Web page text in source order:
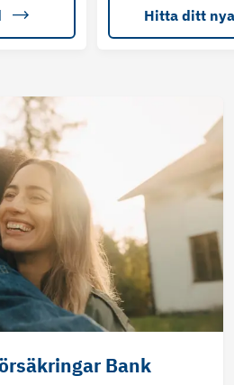
Hitta ditt
Bank